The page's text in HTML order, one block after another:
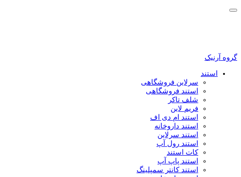
گروه آرنیک
استند
سرلاین فروشگاهی
استند فروشگاهی
شلف تاکر
فریم لاین
استند ام دی اف
استند داروخانه
استند سرلاین
استند رول آپ
کات استند
استند پاپ آپ
استند کانتر سمپلینگ